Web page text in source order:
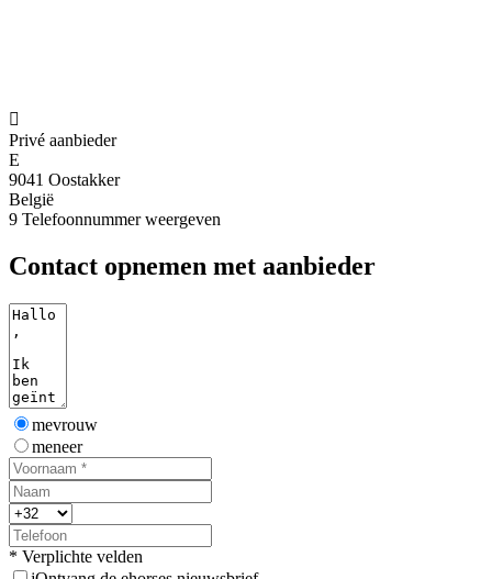

Privé aanbieder
E
9041 Oostakker
België
9 Telefoonnummer weergeven
Contact opnemen met aanbieder
mevrouw
meneer
* Verplichte velden